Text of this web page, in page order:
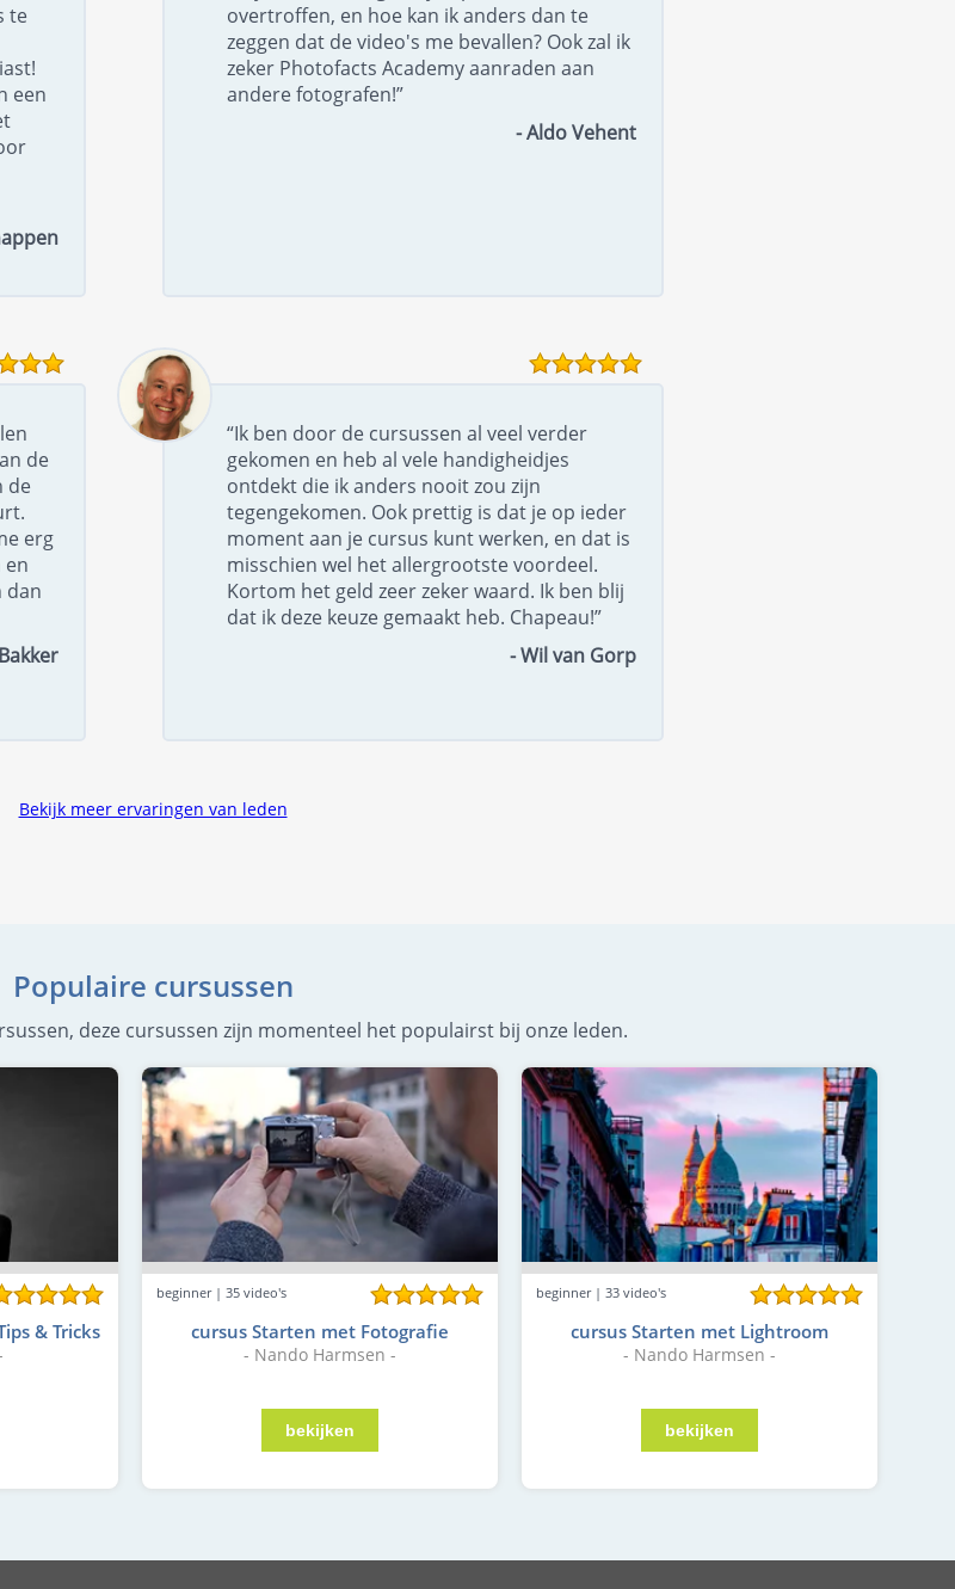
te
een
overtroffen, en hoe kan ik anders dan te
zeggen dat de video's me bevallen? Ook zal ik
zeker Photofacts Academy aanraden aan
andere fotografen!”
- Aldo Vehent
de
de
erg
en
dan
“Ik ben door de cursussen al veel verder
gekomen en heb al vele handigheidjes
ontdekt die ik anders nooit zou zijn
tegengekomen. Ook prettig is dat je op ieder
moment aan je cursus kunt werken, en dat is
misschien wel het allergrootste voordeel.
Kortom het geld zeer zeker waard. Ik ben blij
dat ik deze keuze gemaakt heb. Chapeau!”
- Wil van Gorp
Bekijk meer ervaringen van leden
Populaire cursussen
deze cursussen zijn momenteel het populairst bij onze leden.
& Tricks
beginner | 35 video's
cursus Starten met Fotografie
- Nando Harmsen -
beginner | 33 video's
cursus Starten met Lightroom
- Nando Harmsen -